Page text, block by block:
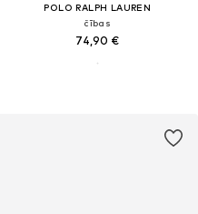
POLO RALPH LAUREN
čības
74,90 €